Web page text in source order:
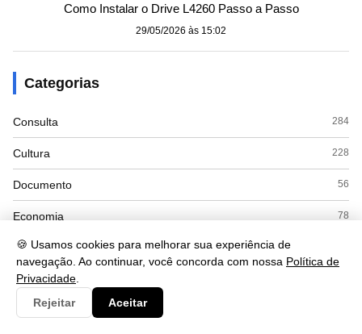
🍪 Usamos cookies para melhorar sua experiência de
navegação. Ao continuar, você concorda com nossa Política de
Privacidade
Rejeitar
Aceitar
Como Instalar o Drive L4260 Passo a Passo
29/05/2026 às 15:02
Categorias
Consulta 284
Cultura 228
Documento 56
Economia 78
Educação
Esporte
Eventos